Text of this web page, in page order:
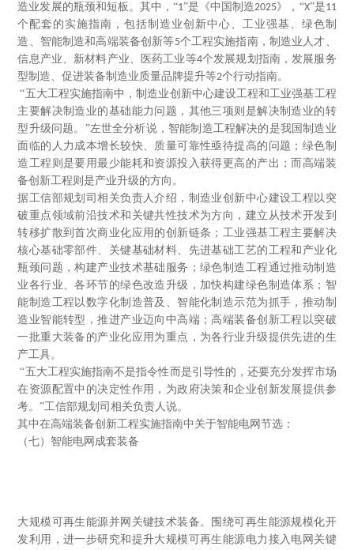
造业发展的瓶颈和短板。其中，“1”是《中国制造2025》，“X”是11
个配套的实施指南，包括制造业创新中心、工业强基、绿色制
造、智能制造和高端装备创新等5个工程实施指南，制造业人才、
信息产业、新材料产业、医药工业等4个发展规划指南，发展服务
型制造、促进装备制造业质量品牌提升等2个行动指南。
“五大工程实施指南中，制造业创新中心建设工程和工业强基工程
主要解决制造业的基础能力问题，其他三项则是解决制造业的转
型升级问题。”左世全分析说，智能制造工程解决的是我国制造业
面临的人力成本增长较快、质量可靠性亟待提高的问题；绿色制
造工程则是要用最少能耗和资源投入获得更高的产出；而高端装
备创新工程则是产业升级的方向。
据工信部规划司相关负责人介绍，制造业创新中心建设工程以突
破重点领域前沿技术和关键共性技术为方向，建立从技术开发到
转移扩散到首次商业化应用的创新链条；工业强基工程主要解决
核心基础零部件、关键基础材料、先进基础工艺的工程和产业化
瓶颈问题，构建产业技术基础服务；绿色制造工程通过推动制造
业各行业、各环节的绿色改造升级，加快构建绿色制造体系；智
能制造工程以数字化制造普及、智能化制造示范为抓手，推动制
造业智能转型，推进产业迈向中高端；高端装备创新工程以突破
一批重大装备的产业化应用为重点，为各行业升级提供先进的生
产工具。
“五大工程实施指南不是指令性而是引导性的，还要充分发挥市场
在资源配置中的决定性作用，为政府决策和企业创新发展提供参
考。”工信部规划司相关负责人说。
其中在高端装备创新工程实施指南中关于智能电网节选：
（七）智能电网成套装备
大规模可再生能源并网关键技术装备。围绕可再生能源规模化开
发利用，进一步研究和提升大规模可再生能源电力接入电网关键